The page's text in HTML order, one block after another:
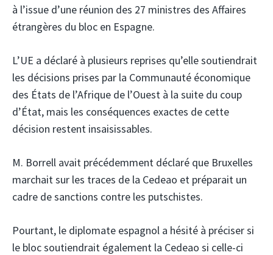
à l’issue d’une réunion des 27 ministres des Affaires
étrangères du bloc en Espagne.
L’UE a déclaré à plusieurs reprises qu’elle soutiendrait
les décisions prises par la Communauté économique
des États de l’Afrique de l’Ouest à la suite du coup
d’État, mais les conséquences exactes de cette
décision restent insaisissables.
M. Borrell avait précédemment déclaré que Bruxelles
marchait sur les traces de la Cedeao et préparait un
cadre de sanctions contre les putschistes.
Pourtant, le diplomate espagnol a hésité à préciser si
le bloc soutiendrait également la Cedeao si celle-ci